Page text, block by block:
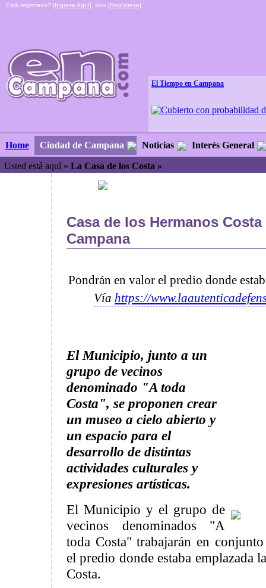
Está registrado? [Ingrese Aquí], sino [Regístrese]
El Tiempo en Campana
Home Ciudad de Campana Noticias Interés General
Usted está aquí » La Casa de los Costa »
Casa de los Hermanos
Campana
Pondrán en valor el predio donde
Vía https://
El Municipio, junto a un
grupo de vecinos
denominado "A toda
Costa", se proponen crear
un museo a cielo abierto y
un espacio para el
desarrollo de distintas
actividades culturales y
expresiones artísticas.
El Municipio y el grupo de
vecinos denominados "A
toda Costa" trabajarán en
el predio donde estaba emplazada
Costa.